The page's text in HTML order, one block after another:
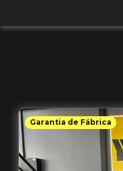
Garantia de Fábrica